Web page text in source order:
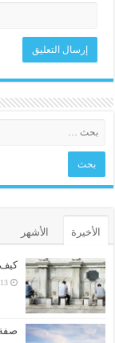
الأخيرة الأشهر
13 مارس، 2026